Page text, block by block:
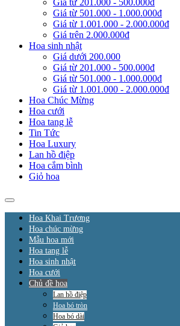
Giá từ 201.000 - 500.000đ
Giá từ 501.000 - 1.000.000đ
Giá từ 1.001.000 - 2.000.000đ
Giá trên 2.000.000đ
Hoa sinh nhật
Giá dưới 200.000
Giá từ 201.000 - 500.000đ
Giá từ 501.000 - 1.000.000đ
Giá từ 1.001.000 - 2.000.000đ
Hoa Chúc Mừng
Hoa cưới
Hoa tang lễ
Tin Tức
Hoa Luxury
Lan hồ điệp
Hoa cắm bình
Giỏ hoa
Hoa Khai Trương
Hoa chúc mừng
Mẫu hoa mới
Hoa tang lễ
Hoa sinh nhật
Hoa cưới
Chủ đề hoa
Lan hồ điệp
Hoa bó tròn
Hoa bó dài